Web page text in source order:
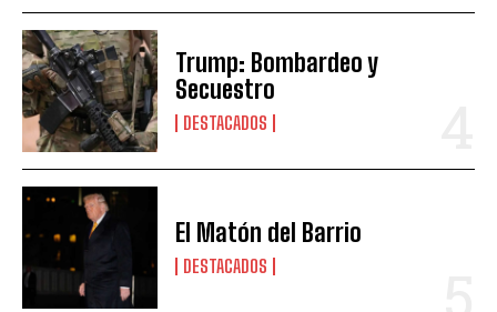
Trump: Bombardeo y
Secuestro
DESTACADOS
El Matón del Barrio
DESTACADOS